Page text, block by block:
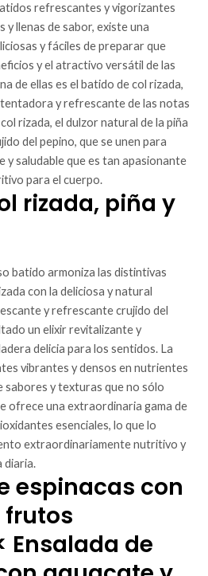
refrescantes y vigorizantes
y llenas de sabor, existe una
y fáciles de preparar que
y el atractivo versátil de las
de ellas es el batido de col rizada,
tentadora y refrescante de las notas
rizada, el dulzor natural de la piña
del pepino, que se unen para
y saludable que es tan apasionante
para el cuerpo.
rizada, piña y
batido armoniza las distintivas
con la deliciosa y natural
y refrescante crujido del
un elixir revitalizante y
delicia para los sentidos. La
vibrantes y densos en nutrientes
sabores y texturas que no sólo
ofrece una extraordinaria gama de
esenciales, lo que lo
extraordinariamente nutritivo y
diaria.
espinacas con
Ensalada de